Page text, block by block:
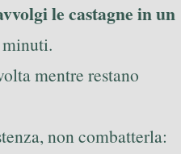
le castagne in un
mentre restano
non combatterla: